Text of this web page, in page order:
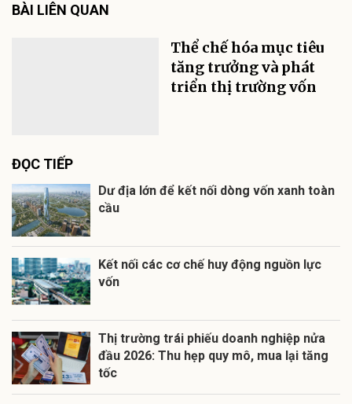
BÀI LIÊN QUAN
Thể chế hóa mục tiêu
tăng trưởng và phát
triển thị trường vốn
ĐỌC TIẾP
Dư địa lớn để kết nối dòng vốn xanh toàn
cầu
Kết nối các cơ chế huy động nguồn lực
vốn
Thị trường trái phiếu doanh nghiệp nửa
đầu 2026: Thu hẹp quy mô, mua lại tăng
tốc